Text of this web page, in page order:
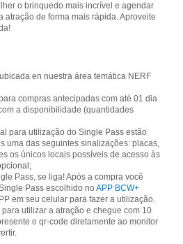
o brinquedo mais incrível e agendar
atração de forma mais rápida. Aproveite
en nuestra área temática NERF
compras antecipadas com até 01 dia
a disponibilidade (quantidades
para utilização do Single Pass estão
uma das seguintes sinalizações: placas,
os únicos locais possíveis de acesso às
Pass, se liga! Após a compra você
Pass escolhido no APP BCW+
em seu celular para fazer a utilização.
utilizar a atração e chegue com 10
o qr-code diretamente ao monitor